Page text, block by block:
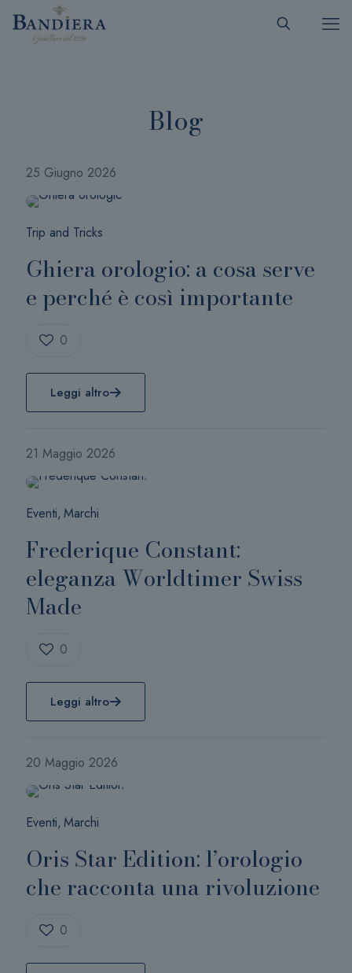
Blog
25 Giugno 2026
Trip and Tricks
Ghiera orologio: a cosa serve
e perché è così importante
0
Leggi altro
21 Maggio 2026
Eventi Marchi
Frederique Constant:
eleganza Worldtimer Swiss
Made
0
Leggi altro
20 Maggio 2026
Eventi Marchi
Oris Star Edition: l’orologio
che racconta una rivoluzione
0